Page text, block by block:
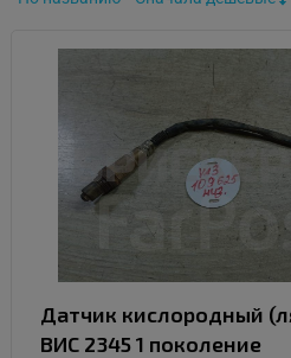
Датчик кислородный
ВИС 2345 1 поколение